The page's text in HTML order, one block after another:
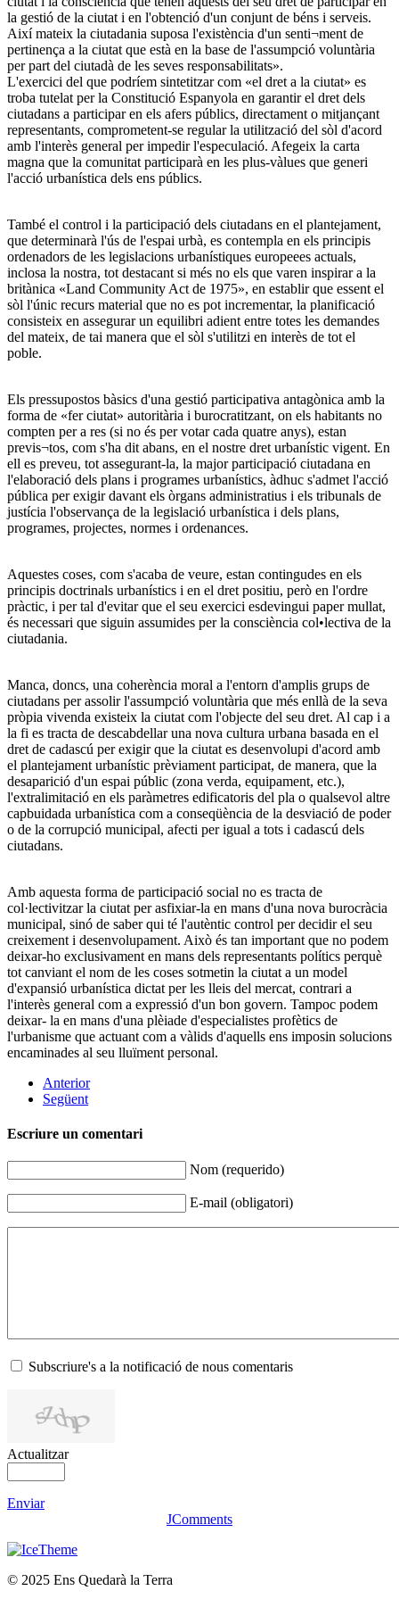
la gestió de la ciutat i en l'obtenció d'un conjunt de béns i serveis.
Així mateix la ciutadania suposa l'existència d'un senti¬ment de
pertinença a la ciutat que està en la base de l'assumpció voluntària
per part del ciutadà de les seves responsabilitats».
L'exercici del que podríem sintetitzar com «el dret a la ciutat» es
troba tutelat per la Constitució Espanyola en garantir el dret dels
ciutadans a participar en els afers públics, directament o mitjançant
representants, comprometent-se regular la utilització del sòl d'acord
amb l'interès general per impedir l'especulació. Afegeix la carta
magna que la comunitat participarà en les plus-vàlues que generi
l'acció urbanística dels ens públics.
També el control i la participació dels ciutadans en el plantejament,
que determinarà l'ús de l'espai urbà, es contempla en els principis
ordenadors de les legislacions urbanístiques europeees actuals,
inclosa la nostra, tot destacant si més no els que varen inspirar a la
britànica «Land Community Act de 1975», en establir que essent el
sòl l'únic recurs material que no es pot incrementar, la planificació
consisteix en assegurar un equilibri adient entre totes les demandes
del mateix, de tai manera que el sòl s'utilitzi en interès de tot el
poble.
Els pressupostos bàsics d'una gestió participativa antagònica amb la
forma de «fer ciutat» autoritària i burocratitzant, on els habitants no
compten per a res (si no és per votar cada quatre anys), estan
previs¬tos, com s'ha dit abans, en el nostre dret urbanístic vigent. En
ell es preveu, tot assegurant-la, la major participació ciutadana en
l'elaboració dels plans i programes urbanístics, àdhuc s'admet l'acció
pública per exigir davant els òrgans administratius i els tribunals de
justícia l'observança de la legislació urbanística i dels plans,
programes, projectes, normes i ordenances.
Aquestes coses, com s'acaba de veure, estan contingudes en els
principis doctrinals urbanístics i en el dret positiu, però en l'ordre
pràctic, i per tal d'evitar que el seu exercici esdevingui paper mullat,
és necessari que siguin assumides per la consciència col•lectiva de la
ciutadania.
Manca, doncs, una coherència moral a l'entorn d'amplis grups de
ciutadans per assolir l'assumpció voluntària que més enllà de la seva
pròpia vivenda existeix la ciutat com l'objecte del seu dret. Al cap i a
la fi es tracta de descabdellar una nova cultura urbana basada en el
dret de cadascú per exigir que la ciutat es desenvolupi d'acord amb
el plantejament urbanístic prèviament participat, de manera, que la
desaparició d'un espai públic (zona verda, equipament, etc.),
l'extralimitació en els paràmetres edificatoris del pla o qualsevol altre
capbuidada urbanística com a conseqüència de la desviació de poder
o de la corrupció municipal, afecti per igual a tots i cadascú dels
ciutadans.
Amb aquesta forma de participació social no es tracta de
col·lectivitzar la ciutat per asfixiar-la en mans d'una nova burocràcia
municipal, sinó de saber qui té l'autèntic control per decidir el seu
creixement i desenvolupament. Això és tan important que no podem
deixar-ho exclusivament en mans dels representants polítics perquè
tot canviant el nom de les coses sotmetin la ciutat a un model
d'expansió urbanística dictat per les lleis del mercat, contrari a
l'interès general com a expressió d'un bon govern. Tampoc podem
deixar- la en mans d'una plèiade d'especialistes profètics de
l'urbanisme que actuant com a vàlids d'aquells ens imposin solucions
encaminades al seu lluïment personal.
Anterior
Següent
Escriure un comentari
Nom (requerido)
E-mail (obligatori)
Subscriure's a la notificació de nous comentaris
Actualitzar
Enviar
JComments
© 2025 Ens Quedarà la Terra